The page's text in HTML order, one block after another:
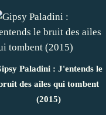
Paladini : J'entends le
des ailes qui tombent
(2015)